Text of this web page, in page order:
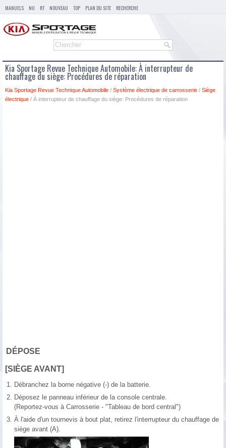
MANUELS NU RT NOUVEAU TOP PLAN DU SITE RECHERCHE
Kia Sportage Revue Technique Automobile: À interrupteur de
chauffage du siège: Procédures de réparation
Kia Sportage Revue Technique Automobile / Système électrique de carrosserie / Siège
électrique / À interrupteur de chauffage du siège: Procédures de réparation
DÉPOSE
[SIÈGE AVANT]
1. Débranchez la borne négative (-) de la batterie.
2. Déposez le panneau inférieur de la console centrale.
(Reportez-vous à Carrosserie - "Tableau de bord central")
3. À l'aide d'un tournevis à bout plat, retirez l'interrupteur du chauffage de
siège avant (A).